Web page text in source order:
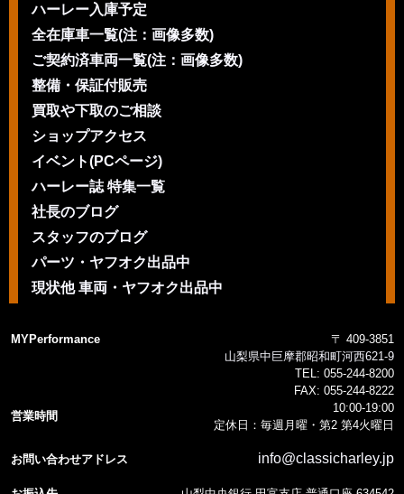
ハーレー入庫予定
全在庫車一覧(注：画像多数)
ご契約済車両一覧(注：画像多数)
整備・保証付販売
買取や下取のご相談
ショップアクセス
イベント(PCページ)
ハーレー誌 特集一覧
社長のブログ
スタッフのブログ
パーツ・ヤフオク出品中
現状他 車両・ヤフオク出品中
MYPerformance
〒 409-3851
山梨県中巨摩郡昭和町河西621-9
TEL: 055-244-8200
FAX: 055-244-8222
営業時間
10:00-19:00
定休日：毎週月曜・第2 第4火曜日
お問い合わせアドレス info@classicharley.jp